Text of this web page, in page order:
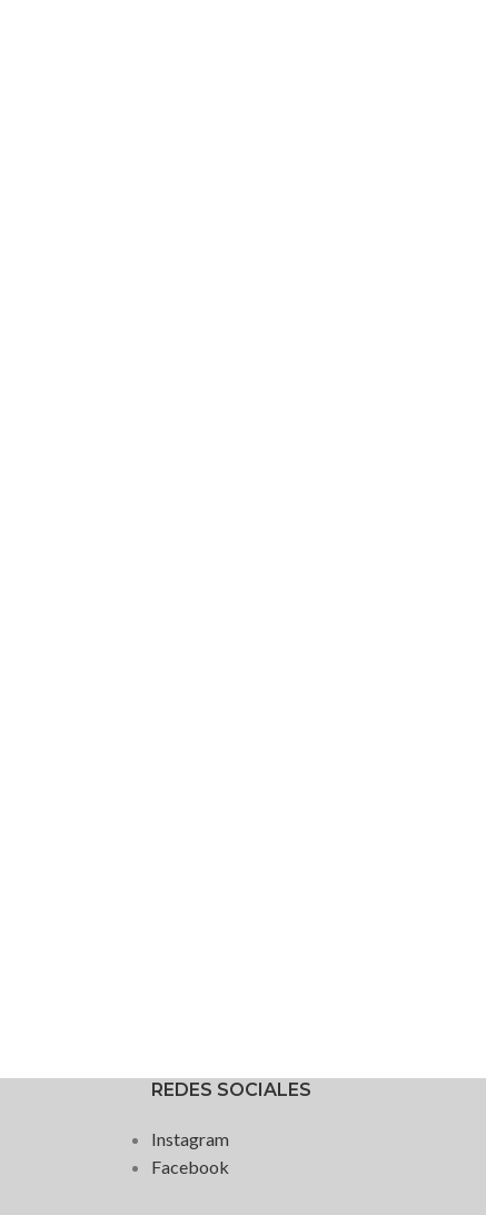
REDES SOCIALES
Instagram
Facebook